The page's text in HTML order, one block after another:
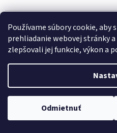
Používame súbory cookie,
prehliadanie webovej stránky
zlepšovali jej funkcie, výkon a
Odmietnuť
Veľkosť: S, Farba:
Skladom(>5 ks)|
Veľkosť: S, Farba:
Skladom(>5 ks)